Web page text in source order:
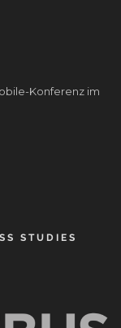
Konferenz im
STUDIES